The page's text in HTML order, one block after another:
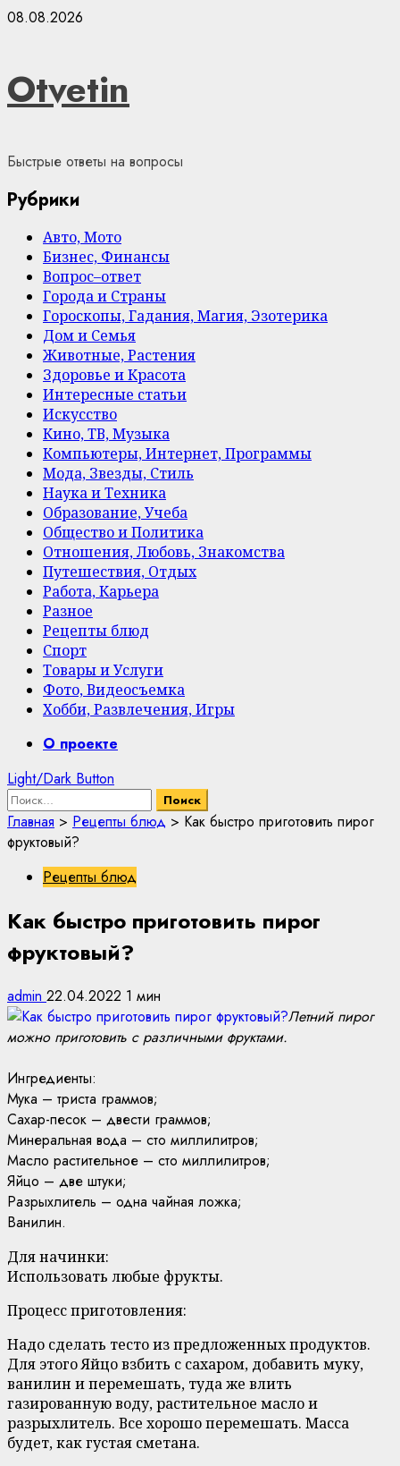
Skip
08.08.2026
Otvetin
Быстрые ответы на вопросы
Рубрики
Авто, Мото
Бизнес, Финансы
Вопрос–ответ
Города и Страны
Гороскопы, Гадания, Магия, Эзотерика
Дом и Семья
Животные, Растения
Здоровье и Красота
Интересные статьи
Искусство
Кино, ТВ, Музыка
Компьютеры, Интернет, Программы
Мода, Звезды, Стиль
Наука и Техника
Образование, Учеба
Общество и Политика
Отношения, Любовь, Знакомства
Путешествия, Отдых
Работа, Карьера
Разное
Рецепты блюд
Спорт
Товары и Услуги
Фото, Видеосъемка
Хобби, Развлечения, Игры
PrimaryО проекте
Light/Dark Button
Найти:
Главная > Рецепты блюд > Как быстро приготовить пирог
фруктовый?
Рецепты блюд
Как быстро приготовить пирог
фруктовый?
admin 22.04.2022 1 мин
Летний пирог
можно приготовить с различными фруктами.
Ингредиенты:
Мука – триста граммов;
Сахар-песок – двести граммов;
Минеральная вода – сто миллилитров;
Масло растительное – сто миллилитров;
Яйцо – две штуки;
Разрыхлитель – одна чайная ложка;
Ванилин.
Для начинки:
Использовать любые фрукты.
Процесс приготовления:
Надо сделать тесто из предложенных продуктов.
Для этого Яйцо взбить с сахаром, добавить муку,
ванилин и перемешать, туда же влить
газированную воду, растительное масло и
разрыхлитель. Все хорошо перемешать. Масса
будет, как густая сметана.